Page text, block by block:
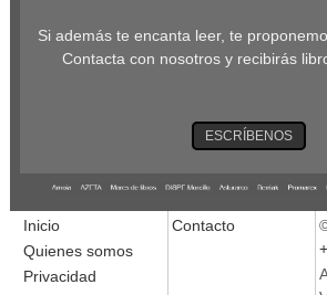
Si además te encanta leer, te
Contacta con nosotros y recibirás
ESCRÍBENOS
Inicio
Quienes somos
Privacidad
Contacto